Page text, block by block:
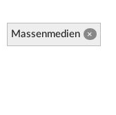
Massenmedien ×